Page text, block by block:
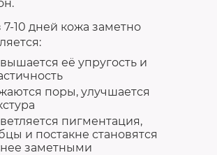
7-10 дней кожа заметно
её упругость и
поры, улучшается
пигментация,
и постакне становятся
заметными